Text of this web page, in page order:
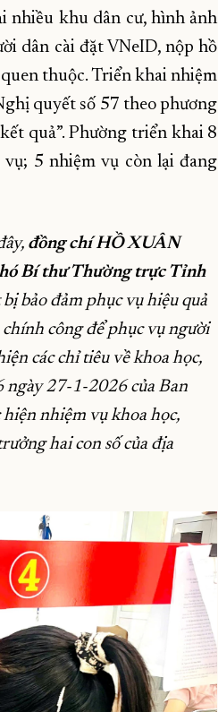
nhiều khu dân cư, hình ảnh
dân cài đặt VNeID, nộp hồ
thuộc. Triển khai nhiệm
quyết số 57 theo phương
quả”. Phường triển khai 8
5 nhiệm vụ còn lại đang
đồng chí HỒ XUÂN
Bí thư Thường trực Tỉnh
bảo đảm phục vụ hiệu quả
công để phục vụ người
các chỉ tiêu về khoa học,
ngày 27-1-2026 của Ban
nhiệm vụ khoa học,
hai con số của địa